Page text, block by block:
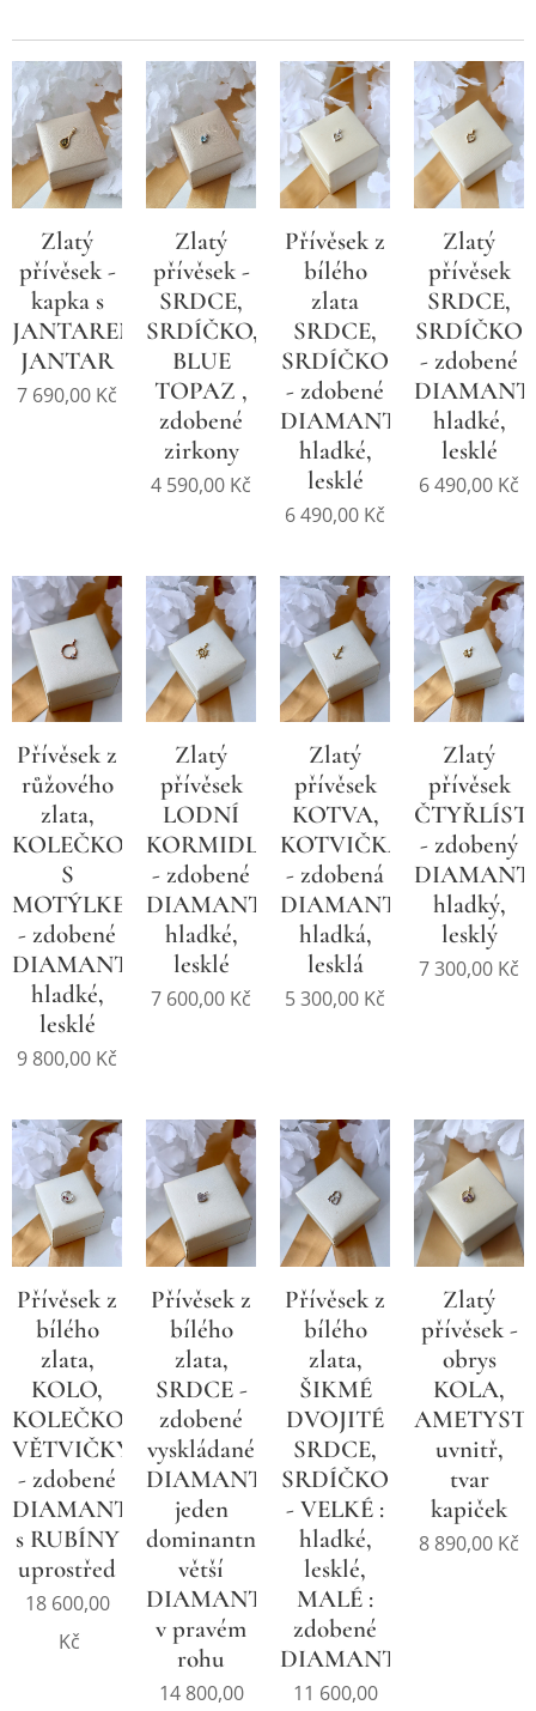
Zlatý
přívěsek -
kapka s
JANTAREM,
JANTAR
7 690,00 Kč
Zlatý
přívěsek -
SRDCE,
SRDÍČKO,
BLUE
TOPAZ ,
zdobené
zirkony
4 590,00 Kč
Přívěsek z
bílého
zlata
SRDCE,
SRDÍČKO
- zdobené
DIAMANTEM,
hladké,
lesklé
6 490,00 Kč
Zlatý
přívěsek
SRDCE,
SRDÍČKO
- zdobené
hladké,
lesklé
6 490,00 Kč
Přívěsek z
růžového
zlata,
KOLEČKO
S
MOTÝLKEM
- zdobené
DIAMANTY,
hladké,
lesklé
9 800,00 Kč
Zlatý
přívěsek
LODNÍ
KORMIDLO
- zdobené
DIAMANTEM,
hladké,
lesklé
7 600,00 Kč
Zlatý
přívěsek
KOTVA,
KOTVIČKA
- zdobená
DIAMANTEM,
hladká,
lesklá
5 300,00 Kč
Zlatý
přívěsek
- zdobený
hladký,
lesklý
7 300,00 Kč
Přívěsek z
bílého
zlata,
KOLO,
KOLEČKO,
VĚTVIČKY
- zdobené
DIAMANTY
s RUBÍNY
uprostřed
18 600,00
Kč
Přívěsek z
bílého
zlata,
SRDCE -
zdobené
vyskládané
DIAMANTY,
jeden
dominantní
větší
DIAMANT
v pravém
rohu
14 800,00
Přívěsek z
bílého
zlata,
ŠIKMÉ
DVOJITÉ
SRDCE,
SRDÍČKO
- VELKÉ :
hladké,
lesklé,
MALÉ :
zdobené
DIAMANTY
11 600,00
Zlatý
přívěsek -
obrys
KOLA,
AMETYST
uvnitř,
tvar
kapiček
8 890,00 Kč